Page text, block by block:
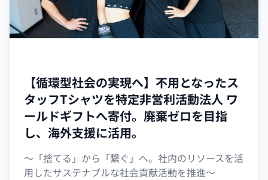
【循環型社会の実現へ】不用となったス
タッフTシャツを特定非営利活動法人 ワ
ールドギフトへ寄付。廃棄ゼロを目指
し、海外支援に活用。
〜「捨てる」から「繋ぐ」へ。社内のリソースを活
用したサステナブルな社会貢献活動を推進〜